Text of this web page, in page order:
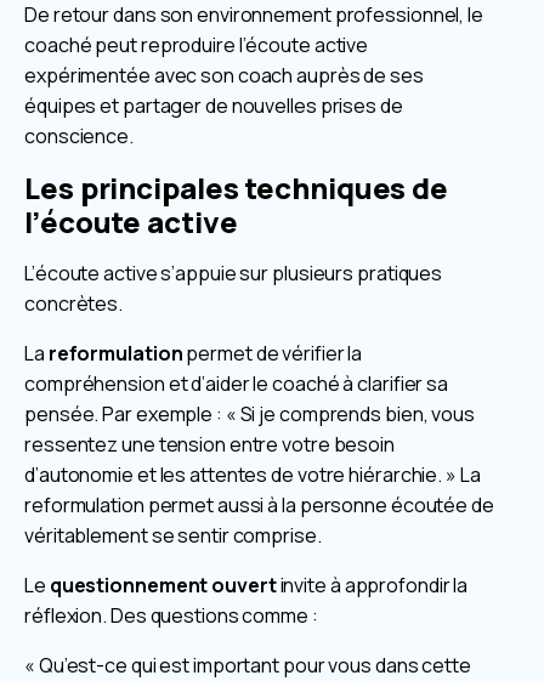
De retour dans son environnement professionnel, le
coaché peut reproduire l’écoute active
expérimentée avec son coach auprès de ses
équipes et partager de nouvelles prises de
conscience.
Les principales techniques de
l’écoute active
L’écoute active s’appuie sur plusieurs pratiques
concrètes.
La reformulationpermet de vérifier la
compréhension et d’aider le coaché à clarifier sa
pensée. Par exemple : « Si je comprends bien, vous
ressentez une tension entre votre besoin
d’autonomie et les attentes de votre hiérarchie. » La
reformulation permet aussi à la personne écoutée de
véritablement se sentir comprise.
Le questionnement ouvertinvite à approfondir la
réflexion. Des questions comme :
« Qu’est-ce qui est important pour vous dans cette